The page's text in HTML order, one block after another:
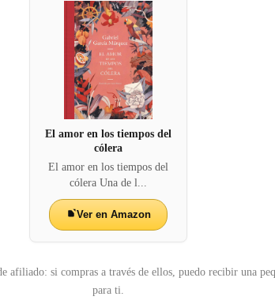
El amor en los tiempos del
cólera
El amor en los tiempos del
cólera Una de l...
Ver en Amazon
afiliado: si compras a través de ellos, puedo recibir una
para ti.